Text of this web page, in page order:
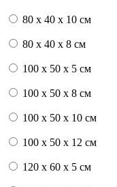
80 x 40 x 10 см
80 x 40 x 8 см
100 x 50 x 5 см
100 х 50 х 8 см
100 x 50 x 10 см
100 x 50 x 12 см
120 x 60 x 5 см